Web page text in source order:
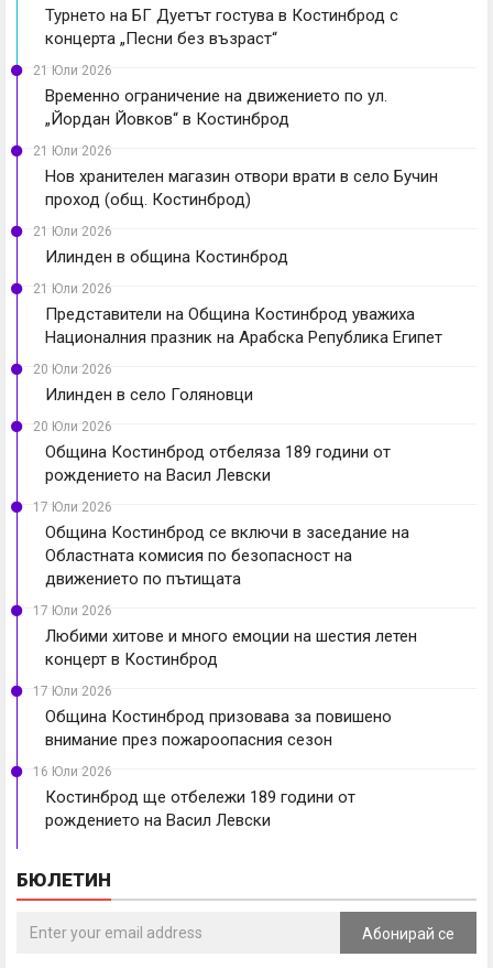
Турнето на БГ Дуетът гостува в Костинброд с
концерта „Песни без възраст“
21 Юли 2026
Временно ограничение на движението по ул.
„Йордан Йовков“ в Костинброд
21 Юли 2026
Нов хранителен магазин отвори врати в село Бучин
проход (общ. Костинброд)
21 Юли 2026
Илинден в община Костинброд
21 Юли 2026
Представители на Община Костинброд уважиха
Националния празник на Арабска Република Египет
20 Юли 2026
Илинден в село Голяновци
20 Юли 2026
Община Костинброд отбеляза 189 години от
рождението на Васил Левски
17 Юли 2026
Община Костинброд се включи в заседание на
Областната комисия по безопасност на
движението по пътищата
17 Юли 2026
Любими хитове и много емоции на шестия летен
концерт в Костинброд
17 Юли 2026
Община Костинброд призовава за повишено
внимание през пожароопасния сезон
16 Юли 2026
Костинброд ще отбележи 189 години от
рождението на Васил Левски
БЮЛЕТИН
Абонирай се